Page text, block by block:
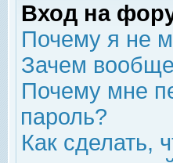
Вход на
Почему я не
Зачем
Почему мне
пароль?
Как сделать,